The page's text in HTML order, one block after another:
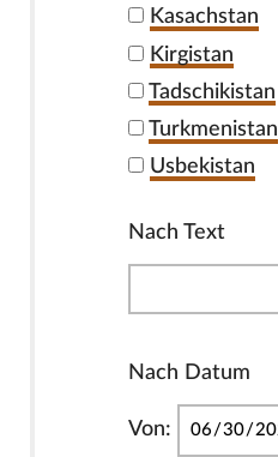
Kasachstan
Kirgistan
Tadschikistan
Turkmenistan
Usbekistan
Nach Text
Nach Datum
Von: